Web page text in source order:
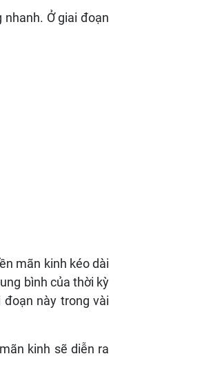
Ở giai đoạn
mãn kinh kéo dài
bình của thời kỳ
này trong vài
kinh sẽ diễn ra